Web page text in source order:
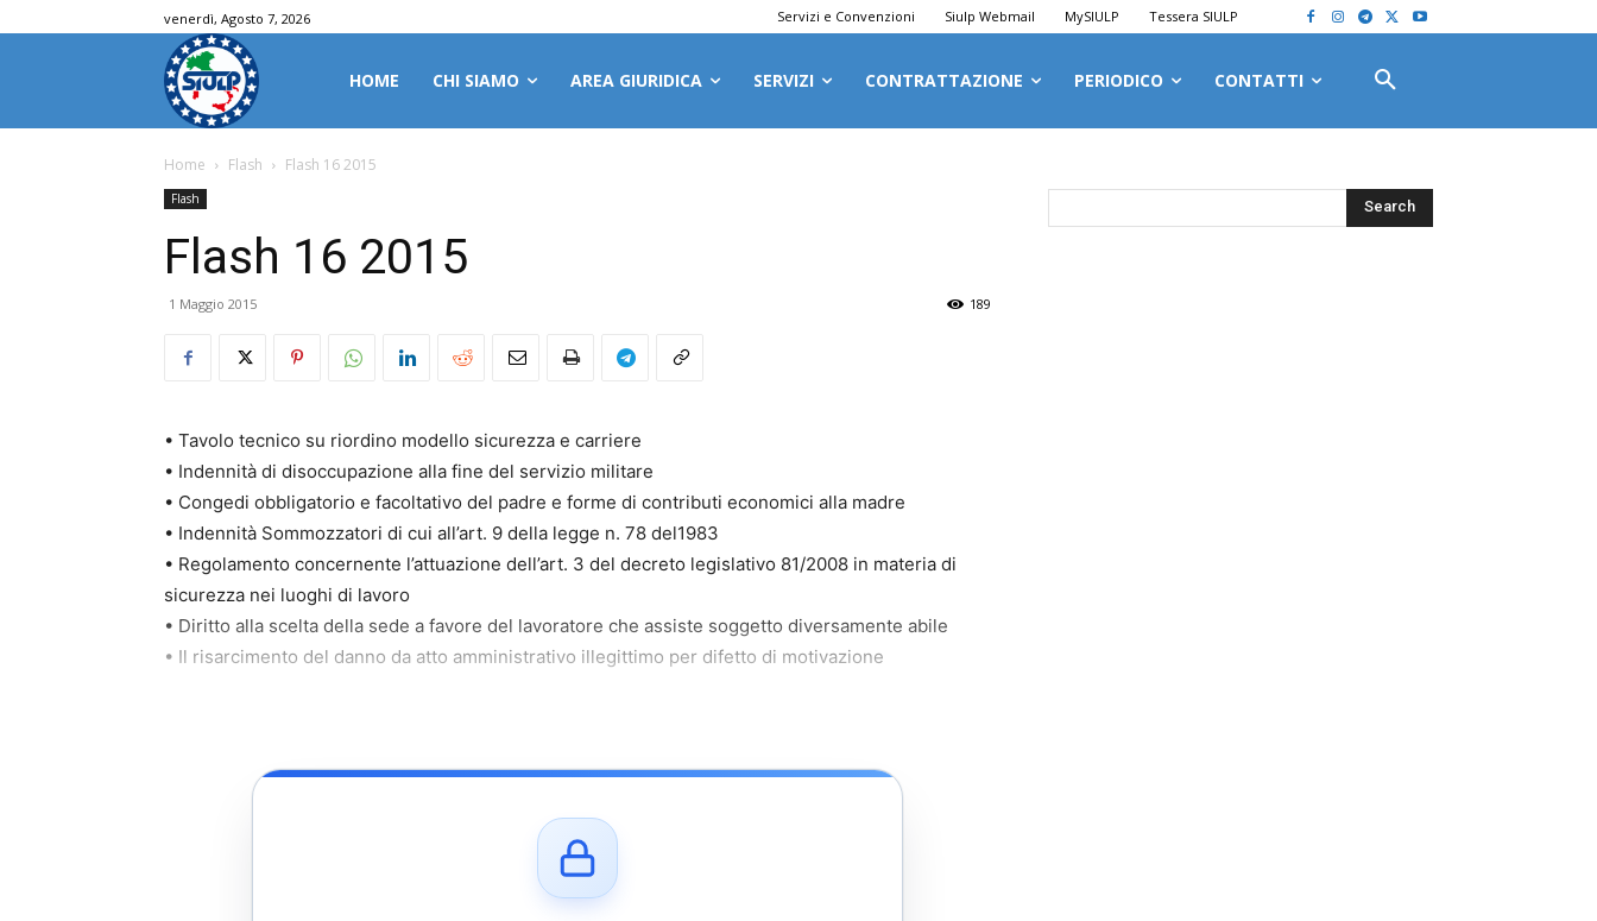
venerdì, Agosto 7, 2026 Servizi e Convenzioni Siulp Webmail MySIULP Tessera SIULP
HOME CHI SIAMO AREA GIURIDICA SERVIZI CONTRATTAZIONE PERIODICO CONTATTI
Home Flash Flash 16 2015
Flash
Flash 16 2015
1 Maggio 2015 189
• Tavolo tecnico su riordino modello sicurezza e carriere
• Indennità di disoccupazione alla fine del servizio militare
• Congedi obbligatorio e facoltativo del padre e forme di contributi economici alla madre
• Indennità Sommozzatori di cui all’art. 9 della legge n. 78 del1983
• Regolamento concernente l’attuazione dell’art. 3 del decreto legislativo 81/2008 in materia di
sicurezza nei luoghi di lavoro
• Diritto alla scelta della sede a favore del lavoratore che assiste soggetto diversamente abile
• Il risarcimento del danno da atto amministrativo illegittimo per difetto di motivazione